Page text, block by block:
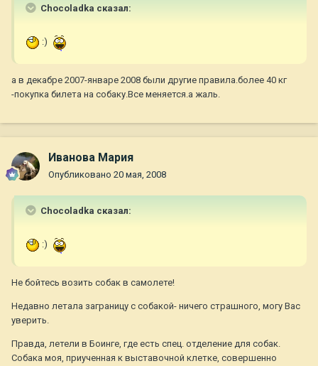
Chocoladka сказал:
:)
а в декабре 2007-январе 2008 были другие правила.более 40 кг
-покупка билета на собаку.Все меняется.а жаль.
Иванова Мария
Опубликовано 20 мая, 2008
Chocoladka сказал:
:)
Не бойтесь возить собак в самолете!
Недавно летала заграницу с собакой- ничего страшного, могу Вас
уверить.
Правда, летели в Боинге, где есть спец. отделение для собак.
Собака моя, приученная к выставочной клетке, совершенно